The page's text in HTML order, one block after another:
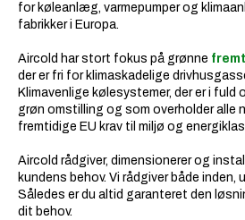
for køleanlæg, varmepumper og
fabrikker i Europa.
Aircold har stort fokus på grønne
der er fri for klimaskadelige
Klimavenlige kølesystemer, der er i fuld
grøn omstilling og som overholder alle
fremtidige EU krav til miljø og
Aircold rådgiver, dimensionerer og
kundens behov. Vi rådgiver både inden,
Således er du altid garanteret den
dit behov.